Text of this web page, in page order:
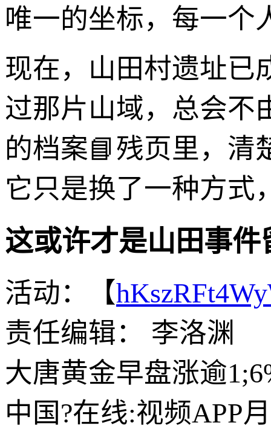
唯一的坐标，每一个
现在，山田村遗址已
过那片山域，总会不
的档案📘残页里，清
它只是换了一种方式
这或许才是山田事
活动：【
责任编辑： 李洛渊
大唐黄金早盘涨逾
中国?在线:视频APP